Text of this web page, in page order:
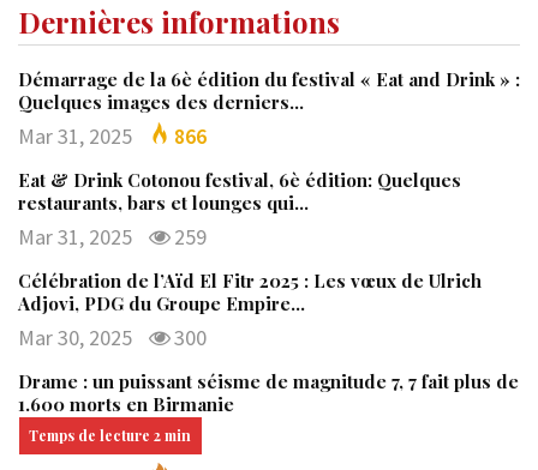
Dernières informations
Démarrage de la 6è édition du festival « Eat and Drink » :
Quelques images des derniers…
Mar 31, 2025 866
Eat & Drink Cotonou festival, 6è édition: Quelques
restaurants, bars et lounges qui…
Mar 31, 2025 259
Célébration de l’Aïd El Fitr 2025 : Les vœux de Ulrich
Adjovi, PDG du Groupe Empire…
Mar 30, 2025 300
Drame : un puissant séisme de magnitude 7, 7 fait plus de
1.600 morts en Birmanie